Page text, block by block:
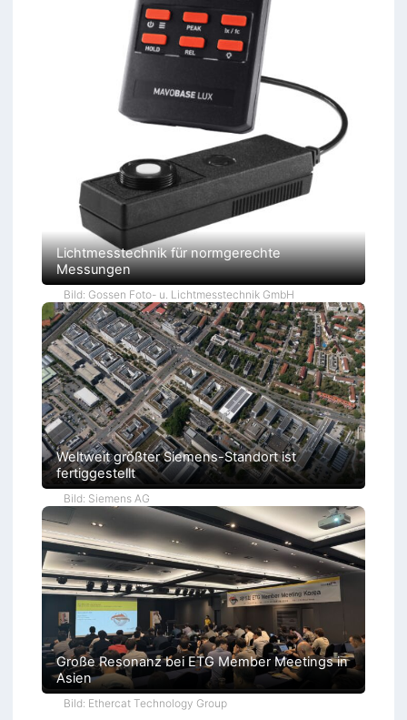
Lichtmesstechnik für normgerechte
Messungen
Bild: Gossen Foto- u. Lichtmesstechnik GmbH
Weltweit größter Siemens-Standort ist
fertiggestellt
Bild: Siemens AG
Große Resonanz bei ETG Member Meetings in
Asien
Bild: Ethercat Technology Group